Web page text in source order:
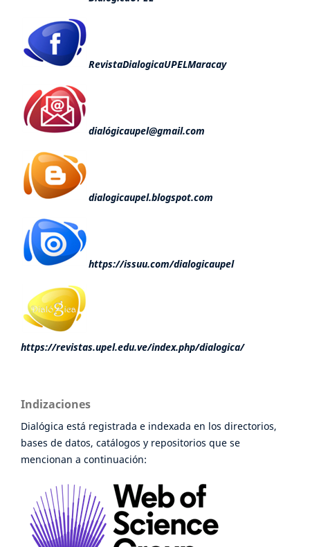
RevistaDialogicaUPELMaracay
dialógicaupel@gmail.com
dialogicaupel.blogspot.com
https://issuu.com/dialogicaupel
https://revistas.upel.edu.ve/index.php/dialogica/
Indizaciones
Dialógica está registrada e indexada en los directorios,
bases de datos, catálogos y repositorios que se
mencionan a continuación: